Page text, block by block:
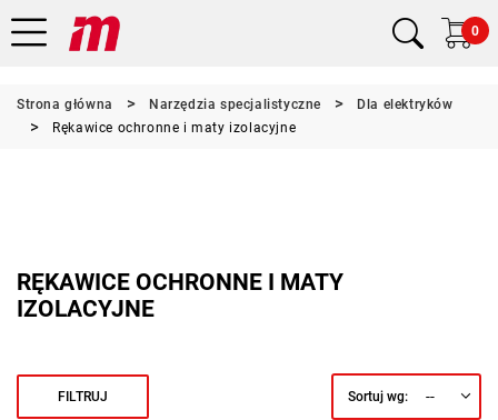
0
Strona główna Narzędzia specjalistyczne
Dla elektryków
Rękawice ochronne i maty izolacyjne
RĘKAWICE OCHRONNE I MATY
IZOLACYJNE
FILTRUJ Sortuj wg: --